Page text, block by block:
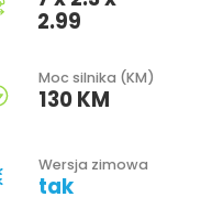
2.99
Moc silnika (KM)
130 KM
Wersja zimowa
tak